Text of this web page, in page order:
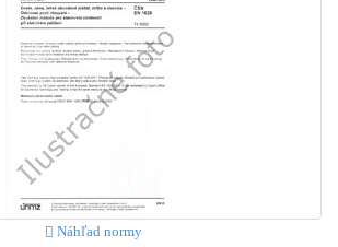
Náhľad normy